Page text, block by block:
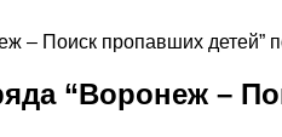
– Поиск пропавших детей”
“Воронеж –